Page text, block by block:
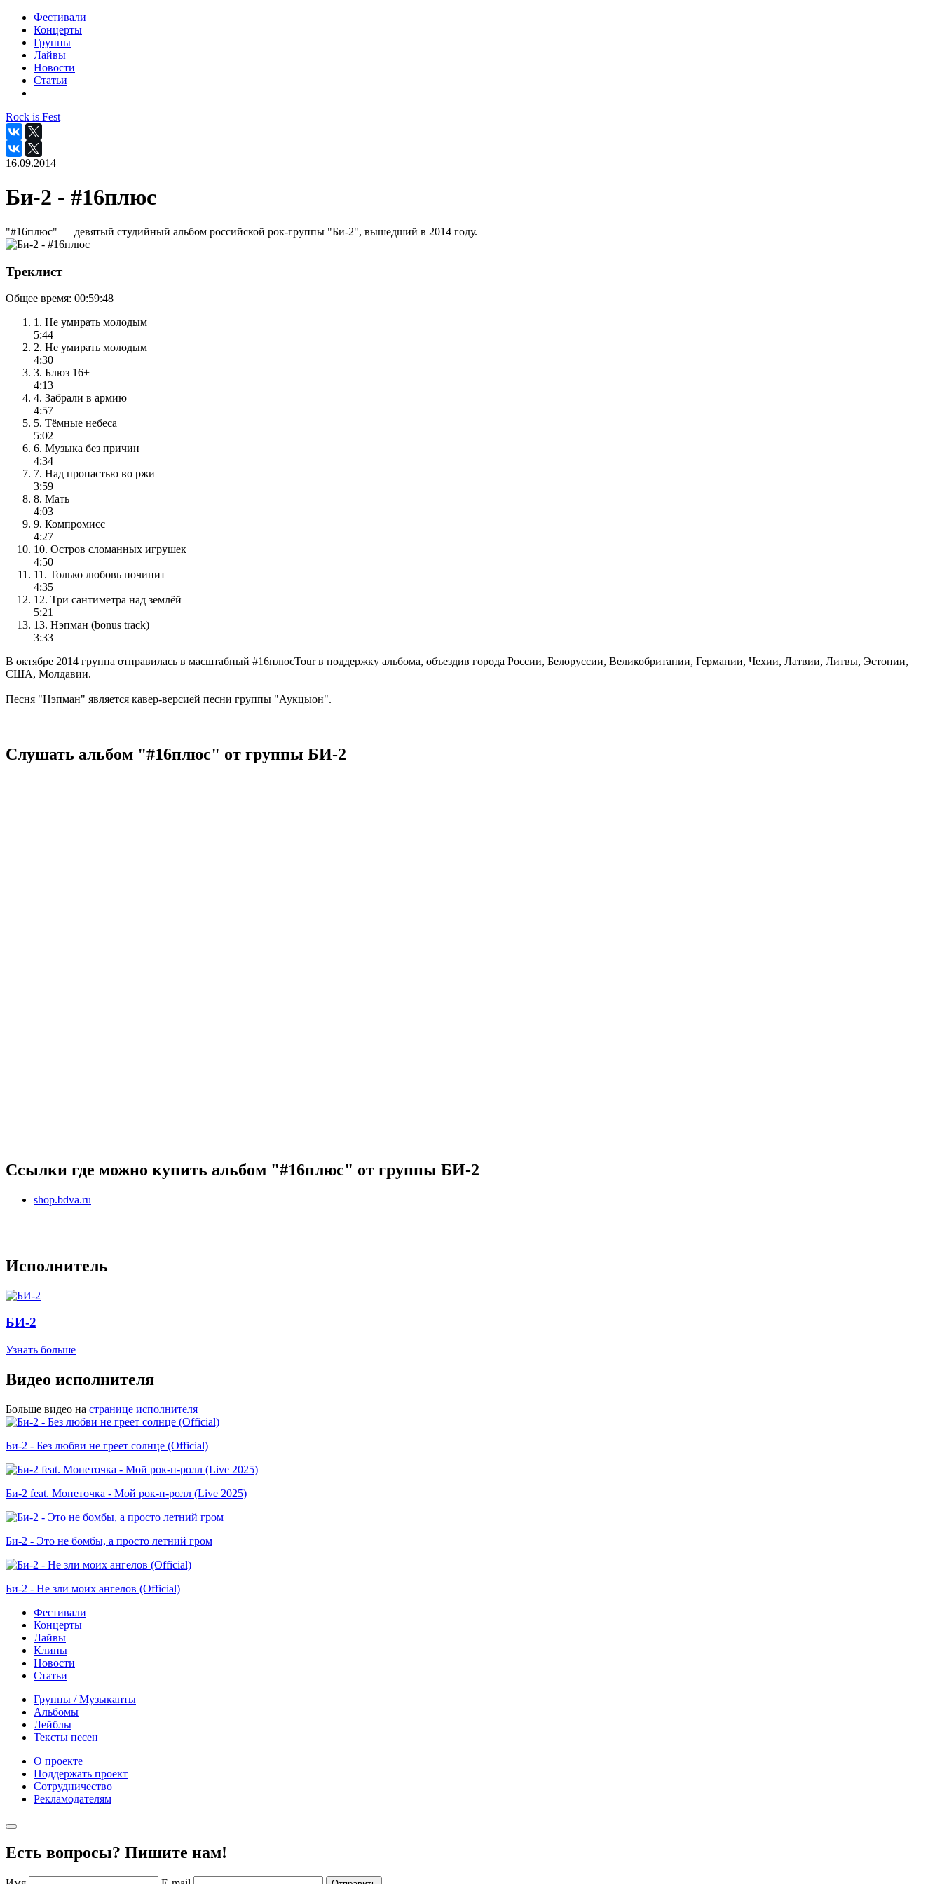
Фестивали
Концерты
Группы
Лайвы
Новости
Статьи
Rock is Fest
16.09.2014
Би-2 - #16плюс
"#16плюс" — девятый студийный альбом российской рок-группы "Би-2", вышедший в 2014 году.
Треклист
Общее время: 00:59:48
1. Не умирать молодым
5:44
2. Не умирать молодым
4:30
3. Блюз 16+
4:13
4. Забрали в армию
4:57
5. Тёмные небеса
5:02
6. Музыка без причин
4:34
7. Над пропастью во ржи
3:59
8. Мать
4:03
9. Компромисс
4:27
10. Остров сломанных игрушек
4:50
11. Только любовь починит
4:35
12. Три сантиметра над землёй
5:21
13. Нэпман (bonus track)
3:33
В октябре 2014 группа отправилась в масштабный #16плюсTour в поддержку альбома, объездив города России, Белоруссии, Великобритании, Германии, Чехии, Латвии, Литвы, Эстонии,
США, Молдавии.
Песня "Нэпман" является кавер-версией песни группы "Аукцыон".
Слушать альбом "#16плюс" от группы БИ-2
Ссылки где можно купить альбом "#16плюс" от группы БИ-2
shop.bdva.ru
Исполнитель
БИ-2
Узнать больше
Видео исполнителя
Больше видео на странице исполнителя
Би-2 - Без любви не греет солнце (Official)
Би-2 feat. Монеточка - Мой рок-н-ролл (Live 2025)
Би-2 - Это не бомбы, а просто летний гром
Би-2 - Не зли моих ангелов (Official)
Фестивали
Концерты
Лайвы
Клипы
Новости
Статьи
Группы / Музыканты
Альбомы
Лейблы
Тексты песен
О проекте
Поддержать проект
Сотрудничество
Рекламодателям
Есть вопросы? Пишите нам!